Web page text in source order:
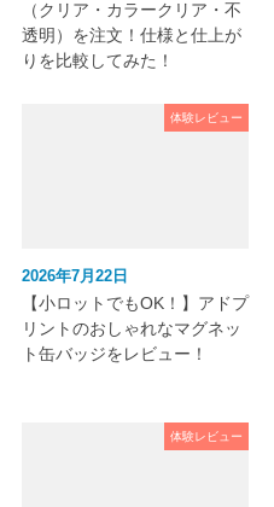
（クリア・カラークリア・不
透明）を注文！仕様と仕上が
りを比較してみた！
体験レビュー
2026年7月22日
【小ロットでもOK！】アドプ
リントのおしゃれなマグネッ
ト缶バッジをレビュー！
体験レビュー